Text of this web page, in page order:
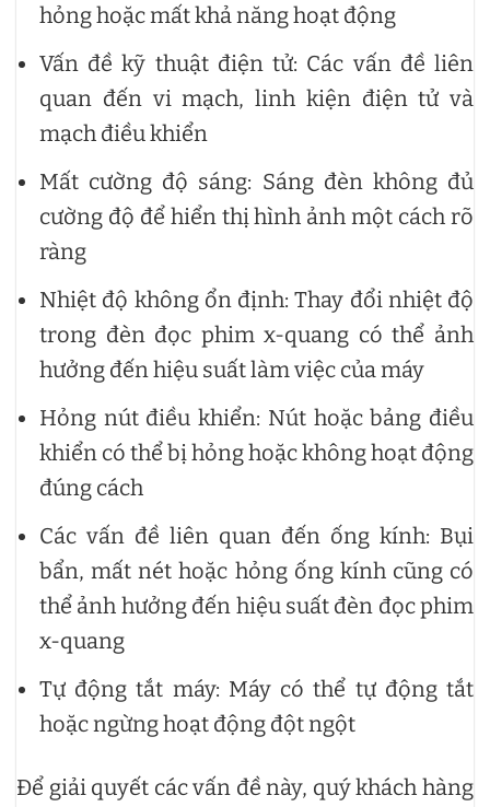
hỏng hoặc mất khả năng hoạt động
Vấn đề kỹ thuật điện tử: Các vấn đề liên
quan đến vi mạch, linh kiện điện tử và
mạch điều khiển
Mất cường độ sáng: Sáng đèn không đủ
cường độ để hiển thị hình ảnh một cách rõ
ràng
Nhiệt độ không ổn định: Thay đổi nhiệt độ
trong đèn đọc phim x-quang có thể ảnh
hưởng đến hiệu suất làm việc của máy
Hỏng nút điều khiển: Nút hoặc bảng điều
khiển có thể bị hỏng hoặc không hoạt động
đúng cách
Các vấn đề liên quan đến ống kính: Bụi
bẩn, mất nét hoặc hỏng ống kính cũng có
thể ảnh hưởng đến hiệu suất đèn đọc phim
x-quang
Tự động tắt máy: Máy có thể tự động tắt
hoặc ngừng hoạt động đột ngột
Để giải quyết các vấn đề này, quý khách hàng